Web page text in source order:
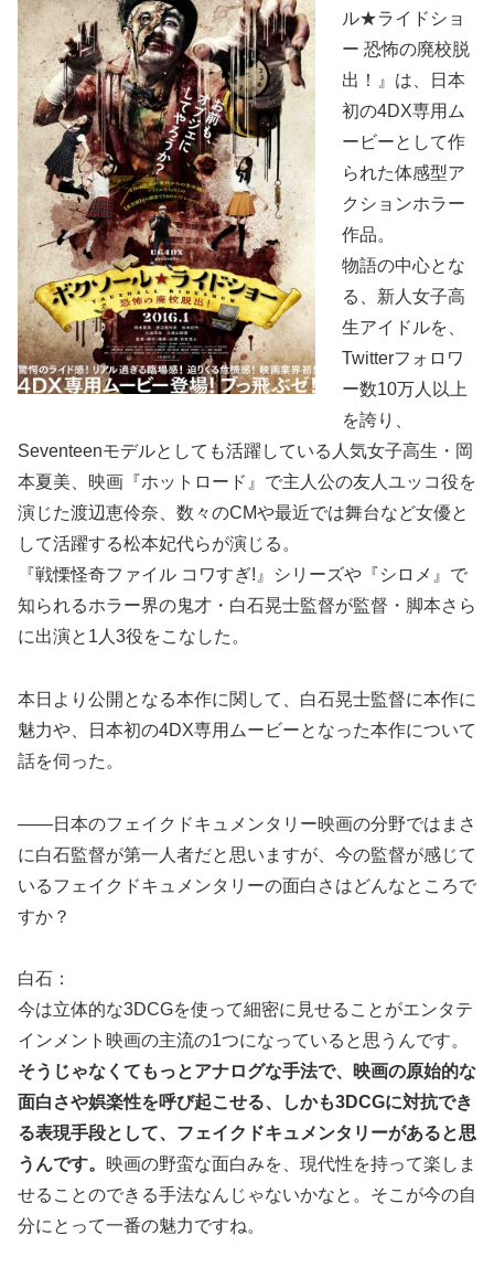
ル★ライドショ
ー 恐怖の廃校脱
出！』は、日本
初の4DX専用ム
ービーとして作
られた体感型ア
クションホラー
作品。
物語の中心とな
る、新人女子高
生アイドルを、
Twitterフォロワ
ー数10万人以上
を誇り、
Seventeenモデルとしても活躍している人気女子高生・岡
本夏美、映画『ホットロード』で主人公の友人ユッコ役を
演じた渡辺恵伶奈、数々のCMや最近では舞台など女優と
して活躍する松本妃代らが演じる。
『戦慄怪奇ファイル コワすぎ!』シリーズや『シロメ』で
知られるホラー界の鬼才・白石晃士監督が監督・脚本さら
に出演と1人3役をこなした。
本日より公開となる本作に関して、白石晃士監督に本作に
魅力や、日本初の4DX専用ムービーとなった本作について
話を伺った。
――日本のフェイクドキュメンタリー映画の分野ではまさ
に白石監督が第一人者だと思いますが、今の監督が感じて
いるフェイクドキュメンタリーの面白さはどんなところで
すか？
白石：
今は立体的な3DCGを使って細密に見せることがエンタテ
インメント映画の主流の1つになっていると思うんです。
そうじゃなくてもっとアナログな手法で、映画の原始的な
面白さや娯楽性を呼び起こせる、しかも3DCGに対抗でき
る表現手段として、フェイクドキュメンタリーがあると思
うんです。 映画の野蛮な面白みを、現代性を持って楽しま
せることのできる手法なんじゃないかなと。そこが今の自
分にとって一番の魅力ですね。